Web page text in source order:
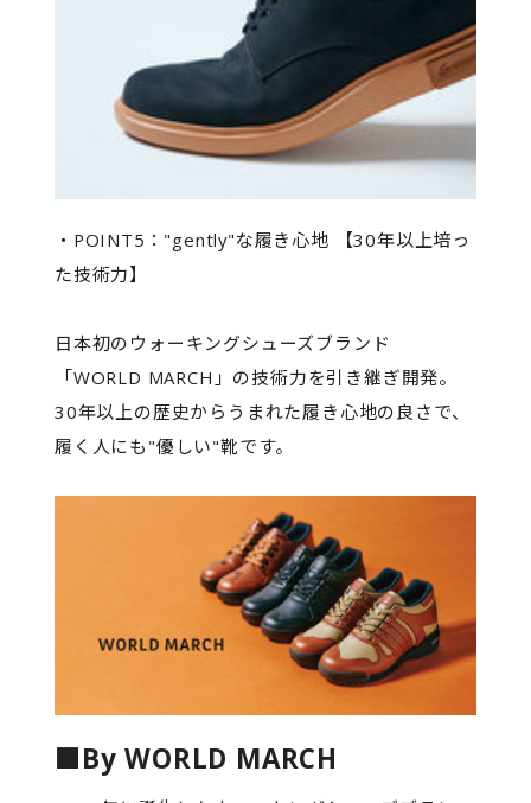
・POINT5："gently"な履き心地 【30年以上培っ
た技術力】
日本初のウォーキングシューズブランド
「WORLD MARCH」の技術力を引き継ぎ開発。
30年以上の歴史からうまれた履き心地の良さで、
履く人にも"優しい"靴です。
■By WORLD MARCH